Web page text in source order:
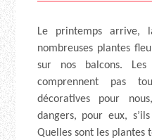
Le printemps arrive,
nombreuses plantes
sur nos balcons.
comprennent pas
décoratives pour
dangers, pour eux,
Quelles sont les plantes